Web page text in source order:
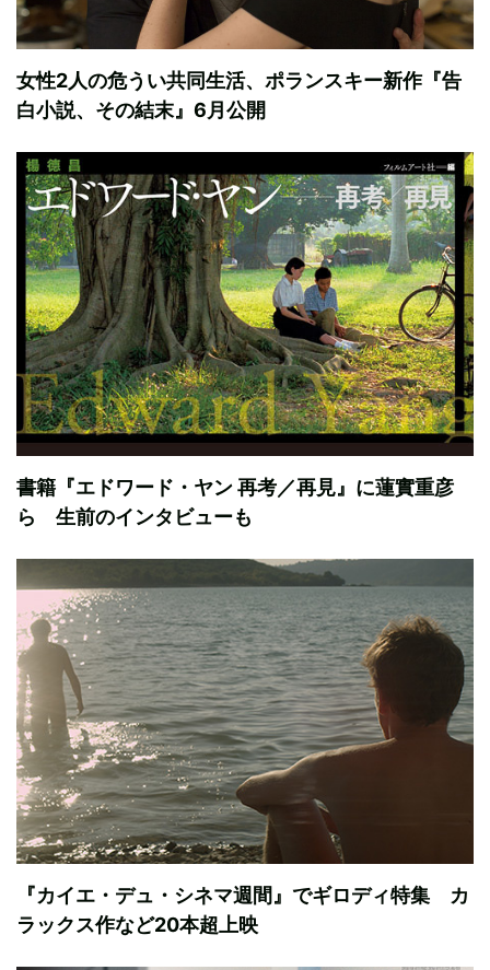
女性2人の危うい共同生活、ポランスキー新作『告
白小説、その結末』6月公開
書籍『エドワード・ヤン 再考／再見』に蓮實重彦
ら 生前のインタビューも
『カイエ・デュ・シネマ週間』でギロディ特集 カ
ラックス作など20本超上映